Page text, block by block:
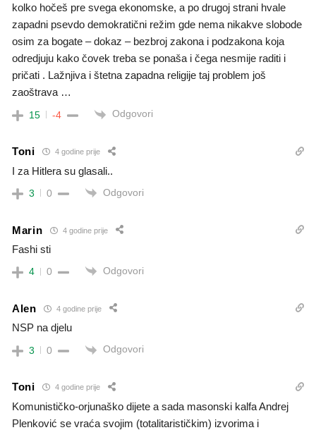
kolko hočeš pre svega ekonomske, a po drugoj strani hvale
zapadni psevdo demokratični režim gde nema nikakve slobode
osim za bogate – dokaz – bezbroj zakona i podzakona koja
odredjuju kako čovek treba se ponaša i čega nesmije raditi i
pričati . Lažnjiva i štetna zapadna religije taj problem još
zaoštrava …
15 -4 Odgovori
Toni 4 godine prije
I za Hitlera su glasali..
3 0 Odgovori
Marin 4 godine prije
Fashi sti
4 0 Odgovori
Alen 4 godine prije
NSP na djelu
3 0 Odgovori
Toni 4 godine prije
Komunističko-orjunaško dijete a sada masonski kalfa Andrej
Plenković se vraća svojim (totalitarističkim) izvorima i